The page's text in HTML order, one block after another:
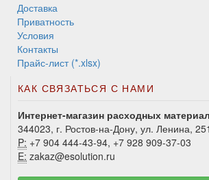
Доставка
Приватность
Условия
Контакты
Прайс-лист (*.xlsx)
КАК СВЯЗАТЬСЯ С НАМИ
Интернет-магазин расходных
344023, г. Ростов-на-Дону, ул. Ленина,
P: +7 904 444-43-94, +7 928 909-37-03
E: zakaz@esolution.ru